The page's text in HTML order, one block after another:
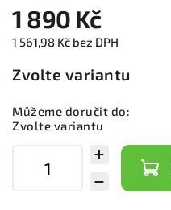
1 890 Kč
1 561,98 Kč bez DPH
Zvolte variantu
Můžeme doručit do:
Zvolte variantu